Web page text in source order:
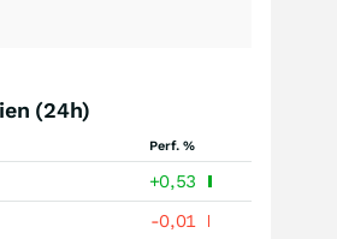
(24h)
Perf. %
+0,53
-0,01